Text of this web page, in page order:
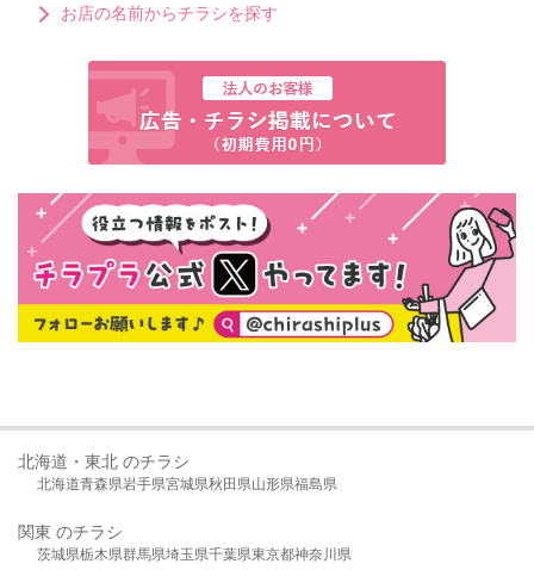
お店の名前からチラシを探す
北海道・東北 のチラシ
北海道青森県岩手県宮城県秋田県山形県福島県
関東 のチラシ
茨城県栃木県群馬県埼玉県千葉県東京都神奈川県